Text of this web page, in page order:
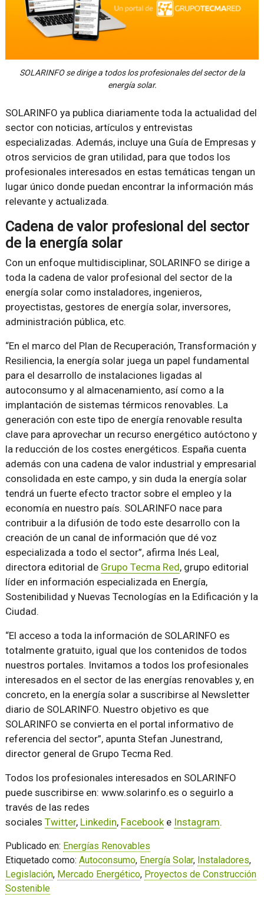
SOLARINFO se dirige a todos los profesionales del sector de la
energía solar.
SOLARINFO ya publica diariamente toda la actualidad del
sector con noticias, artículos y entrevistas
especializadas. Además, incluye una Guía de Empresas y
otros servicios de gran utilidad, para que todos los
profesionales interesados en estas temáticas tengan un
lugar único donde puedan encontrar la información más
relevante y actualizada.
Cadena de valor profesional del sector
de la energía solar
Con un enfoque multidisciplinar, SOLARINFO se dirige a
toda la cadena de valor profesional del sector de la
energía solar como instaladores, ingenieros,
proyectistas, gestores de energía solar, inversores,
administración pública, etc.
“En el marco del Plan de Recuperación, Transformación y
Resiliencia, la energía solar juega un papel fundamental
para el desarrollo de instalaciones ligadas al
autoconsumo y al almacenamiento, así como a la
implantación de sistemas térmicos renovables. La
generación con este tipo de energía renovable resulta
clave para aprovechar un recurso energético autóctono y
la reducción de los costes energéticos. España cuenta
además con una cadena de valor industrial y empresarial
consolidada en este campo, y sin duda la energía solar
tendrá un fuerte efecto tractor sobre el empleo y la
economía en nuestro país. SOLARINFO nace para
contribuir a la difusión de todo este desarrollo con la
creación de un canal de información que dé voz
especializada a todo el sector”, afirma Inés Leal,
directora editorial de Grupo Tecma Red, grupo editorial
líder en información especializada en Energía,
Sostenibilidad y Nuevas Tecnologías en la Edificación y la
Ciudad.
“El acceso a toda la información de SOLARINFO es
totalmente gratuito, igual que los contenidos de todos
nuestros portales. Invitamos a todos los profesionales
interesados en el sector de las energías renovables y, en
concreto, en la energía solar a suscribirse al Newsletter
diario de SOLARINFO. Nuestro objetivo es que
SOLARINFO se convierta en el portal informativo de
referencia del sector”, apunta Stefan Junestrand,
director general de Grupo Tecma Red.
Todos los profesionales interesados en SOLARINFO
puede suscribirse en: www.solarinfo.es o seguirlo a
través de las redes
sociales Twitter, Linkedin, Facebooke Instagram.
Publicado en: Energías Renovables
Etiquetado como: Autoconsumo, Energía Solar, Instaladores,
Legislación, Mercado Energético, Proyectos de Construcción
Sostenible